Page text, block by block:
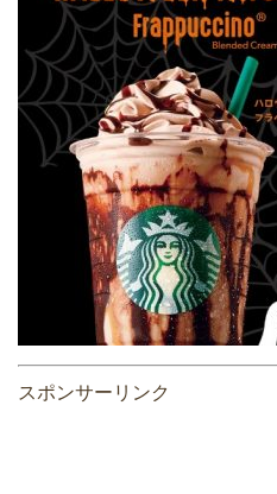
スポンサーリンク